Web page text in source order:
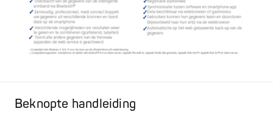
Beknopte handleiding